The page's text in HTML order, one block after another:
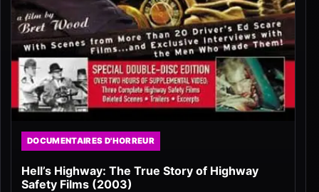
DOCUMENTAIRES D'HORREUR
Hell’s Highway: The True Story of Highway
Safety Films (2003)